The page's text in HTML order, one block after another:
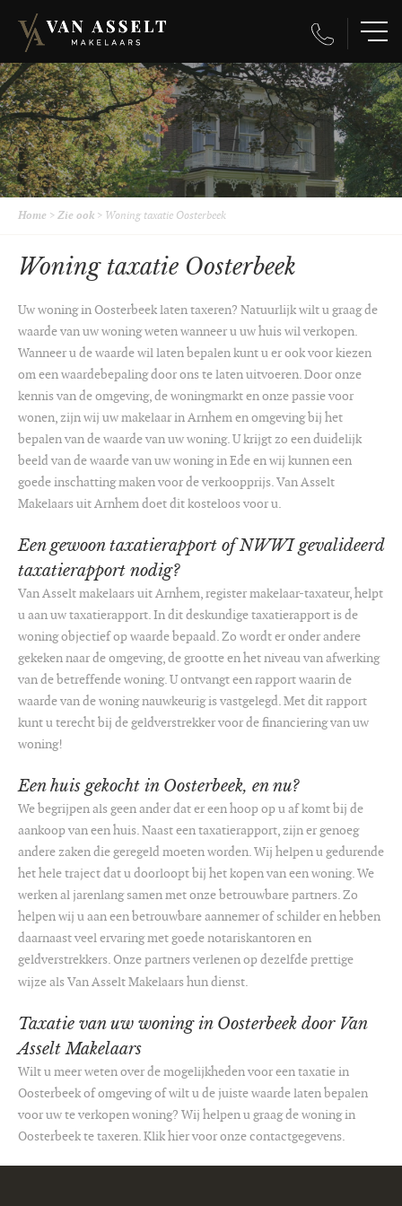
Home > Zie ook > Woning taxatie Oosterbeek
Woning taxatie Oosterbeek
Uw woning in Oosterbeek laten taxeren? Natuurlijk wilt u graag de
waarde van uw woning weten wanneer u uw huis wil verkopen.
Wanneer u de waarde wil laten bepalen kunt u er ook voor kiezen
om een waardebepaling door ons te laten uitvoeren. Door onze
kennis van de omgeving, de woningmarkt en onze passie voor
wonen, zijn wij uw makelaar in Arnhem en omgeving bij het
bepalen van de waarde van uw woning. U krijgt zo een duidelijk
beeld van de waarde van uw woning in Ede en wij kunnen een
goede inschatting maken voor de verkoopprijs. Van Asselt
Makelaars uit Arnhem doet dit kosteloos voor u.
Een gewoon taxatierapport of NWWI gevalideerd
taxatierapport nodig?
Van Asselt makelaars uit Arnhem, register makelaar-taxateur, helpt
u aan uw taxatierapport. In dit deskundige taxatierapport is de
woning objectief op waarde bepaald. Zo wordt er onder andere
gekeken naar de omgeving, de grootte en het niveau van afwerking
van de betreffende woning. U ontvangt een rapport waarin de
waarde van de woning nauwkeurig is vastgelegd. Met dit rapport
kunt u terecht bij de geldverstrekker voor de financiering van uw
woning!
Een huis gekocht in Oosterbeek, en nu?
We begrijpen als geen ander dat er een hoop op u af komt bij de
aankoop van een huis. Naast een taxatierapport, zijn er genoeg
andere zaken die geregeld moeten worden. Wij helpen u gedurende
het hele traject dat u doorloopt bij het kopen van een woning. We
werken al jarenlang samen met onze betrouwbare partners. Zo
helpen wij u aan een betrouwbare aannemer of schilder en hebben
daarnaast veel ervaring met goede notariskantoren en
geldverstrekkers. Onze partners verlenen op dezelfde prettige
wijze als Van Asselt Makelaars hun dienst.
Taxatie van uw woning in Oosterbeek door Van
Asselt Makelaars
Wilt u meer weten over de mogelijkheden voor een taxatie in
Oosterbeek of omgeving of wilt u de juiste waarde laten bepalen
voor uw te verkopen woning? Wij helpen u graag de woning in
Oosterbeek te taxeren. Klik hier voor onze contactgegevens.